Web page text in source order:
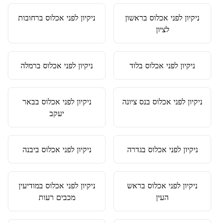
ניקיון לפני אכלוס בראשון
לציון
ניקיון לפני אכלוס ברחובות
ניקיון לפני אכלוס בלוד ניקיון לפני אכלוס ברמלה
ניקיון לפני אכלוס בנס ציונה ניקיון לפני אכלוס בבאר
יעקב
ניקיון לפני אכלוס בגדרה ניקיון לפני אכלוס ביבנה
ניקיון לפני אכלוס בראש
העין
ניקיון לפני אכלוס במודיעין
מכבים רעות